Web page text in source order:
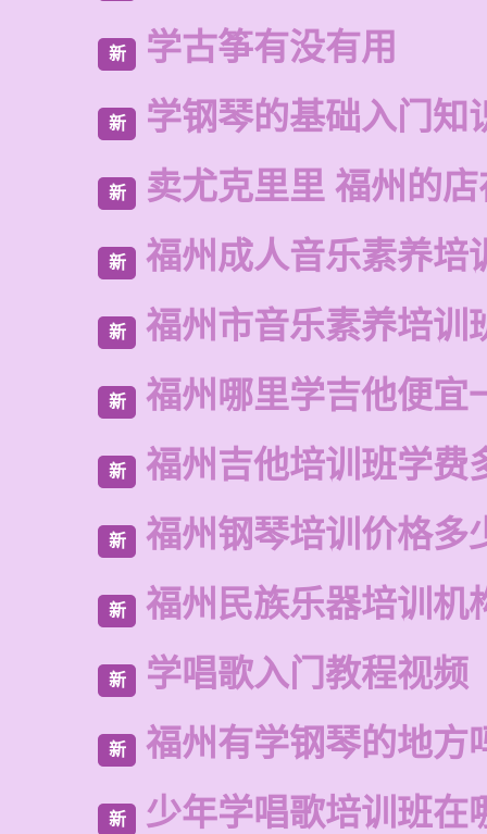
新 学古筝有没有用
新 学钢琴的基础入门知
新 卖尤克里里 福州的
新 福州成人音乐素养培
新 福州市音乐素养培训
新 福州哪里学吉他便宜
新 福州吉他培训班学费
新 福州钢琴培训价格多
新 福州民族乐器培训机
新 学唱歌入门教程视频
新 福州有学钢琴的地方
新 少年学唱歌培训班在